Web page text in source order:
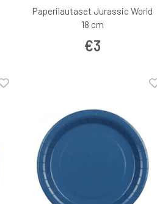
Paperilautaset Jurassic World
18 cm
€3